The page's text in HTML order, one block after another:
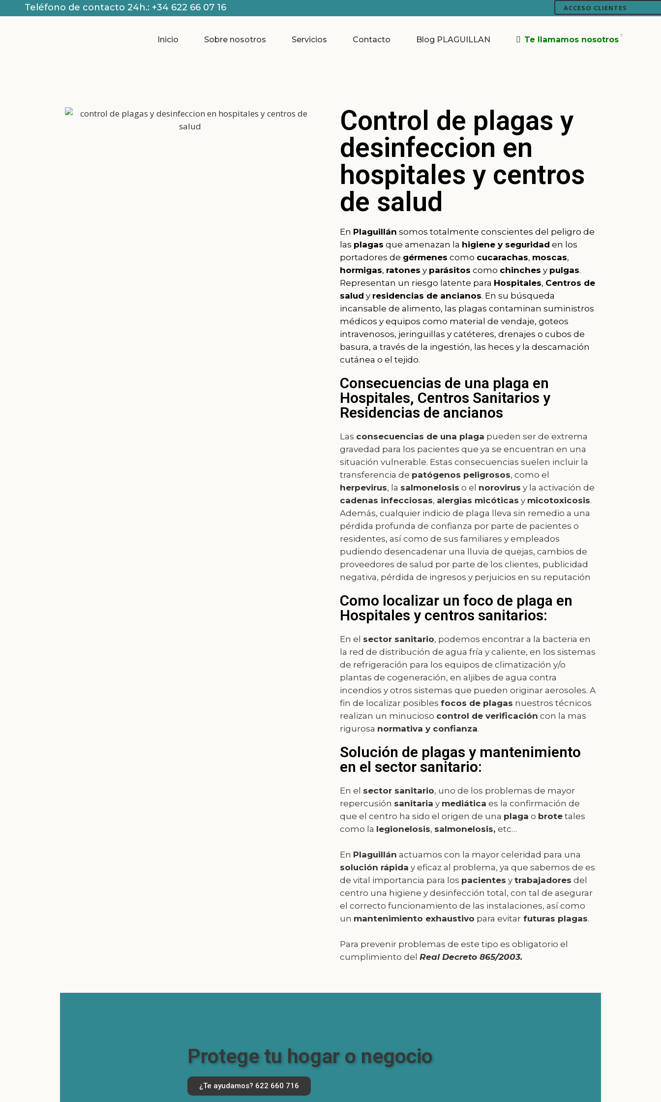
Teléfono de contacto 24h.: +34 622 66 07 16 ACCESO CLIENTES
Inicio Sobre nosotros Servicios Contacto Blog PLAGUILLAN Te llamamos nosotros
Control de plagas y
desinfeccion en
hospitales y centros
de salud
En Plaguillán somos totalmente conscientes del peligro de
las plagas que amenazan la higiene y seguridad en los
portadores de gérmenes como cucarachas, moscas,
hormigas, ratones y parásitos como chinches y pulgas.
Representan un riesgo latente para Hospitales, Centros de
salud y residencias de ancianos. En su búsqueda
incansable de alimento, las plagas contaminan suministros
médicos y equipos como material de vendaje, goteos
intravenosos, jeringuillas y catéteres, drenajes o cubos de
basura, a través de la ingestión, las heces y la descamación
cutánea o el tejido.
Consecuencias de una plaga en
Hospitales, Centros Sanitarios y
Residencias de ancianos
Las consecuencias de una plaga pueden ser de extrema
gravedad para los pacientes que ya se encuentran en una
situación vulnerable. Estas consecuencias suelen incluir la
transferencia de patógenos peligrosos, como el
herpevirus, la salmonelosis o el norovirus y la activación de
cadenas infecciosas, alergias micóticas y micotoxicosis.
Además, cualquier indicio de plaga lleva sin remedio a una
pérdida profunda de confianza por parte de pacientes o
residentes, así como de sus familiares y empleados
pudiendo desencadenar una lluvia de quejas, cambios de
proveedores de salud por parte de los clientes, publicidad
negativa, pérdida de ingresos y perjuicios en su reputación
Como localizar un foco de plaga en
Hospitales y centros sanitarios:
En el sector sanitario, podemos encontrar a la bacteria en
la red de distribución de agua fría y caliente, en los sistemas
de refrigeración para los equipos de climatización y/o
plantas de cogeneración, en aljibes de agua contra
incendios y otros sistemas que pueden originar aerosoles. A
fin de localizar posibles focos de plagas nuestros técnicos
realizan un minucioso control de verificación con la mas
rigurosa normativa y confianza.
Solución de plagas y mantenimiento
en el sector sanitario:
En el sector sanitario, uno de los problemas de mayor
repercusión sanitaria y mediática es la confirmación de
que el centro ha sido el origen de una plaga o brotetales
como la legionelosis, salmonelosis, etc…
En Plaguillán actuamos con la mayor celeridad para una
solución rápida y eficaz al problema, ya que sabemos de es
de vital importancia para los pacientes y trabajadores del
centro una higiene y desinfección total, con tal de asegurar
el correcto funcionamiento de las instalaciones, así como
un mantenimiento exhaustivo para evitarfuturas plagas.
Para prevenir problemas de este tipo es obligatorio el
cumplimiento del Real Decreto 865/2003.
Protege tu hogar o negocio
¿Te ayudamos? 622 660 716